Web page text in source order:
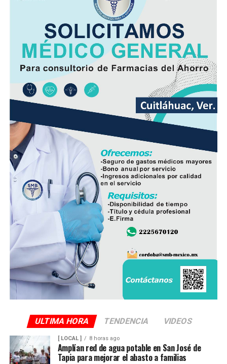
El líder cañero advirtió que enviar la producción a otras
fábricas incrementará los costos de traslado y reducirá
la rentabilidad para los agricultores, aunque aseguró
que la organización buscará alternativas para evitar que
las cosechas se pierdan.
Asimismo, adelantó que la próxima semana presentará
ante la presidenta Claudia Sheinbaum Pardo una
propuesta para que el Gobierno Federal intervenga y
analice opciones que permitan rescatar el ingenio y
preservar una de las principales fuentes de empleo de la
región.
De acuerdo con las estimaciones de la UNPCA, el cierre
del Ingenio San Pedro representa un impacto
económico superior a los mil millones de pesos, cifra
que amenaza con afectar de manera directa la actividad
productiva y el sustento de miles de familias
veracruzanas ligadas al sector azucarero.
ULTIMA HORA TENDENCIA VIDEOS
[ LOCAL ] 8 horas ago
Amplían red de agua potable en San José de
Tapia para mejorar el abasto a familias